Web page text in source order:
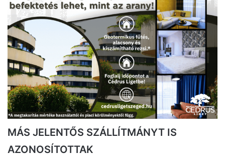
MÁS JELENTŐS SZÁLLÍTMÁNYT IS
AZONOSÍTOTTAK